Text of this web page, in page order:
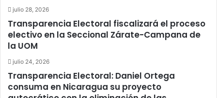
julio 28, 2026
Transparencia Electoral fiscalizará el proceso
electivo en la Seccional Zárate-Campana de
la UOM
julio 24, 2026
Transparencia Electoral: Daniel Ortega
consuma en Nicaragua su proyecto